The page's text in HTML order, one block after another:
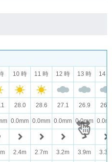
10 時 11 時 12 時 13 時 14
28.0 28.6 27.1 26.9 26.2
0.0mm 0.0mm 0.0mm 0.0mm
2.4m 2.7m 3.2m 3.9m 3.3m